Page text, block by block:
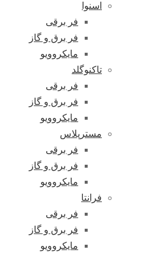
اسنوا
فر برقی
فر برق و گاز
مایکروویو
تاکنوگلد
فر برقی
فر برق و گاز
مایکروویو
مسترپلاس
فر برقی
فر برق و گاز
مایکروویو
فرانتا
فر برقی
فر برق و گاز
مایکروویو